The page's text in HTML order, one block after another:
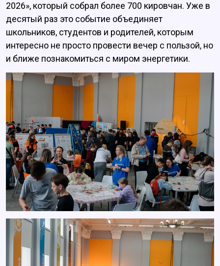
2026», который собрал более 700 кировчан. Уже в
десятый раз это событие объединяет
школьников, студентов и родителей, которым
интересно не просто провести вечер с пользой, но
и ближе познакомиться с миром энергетики.